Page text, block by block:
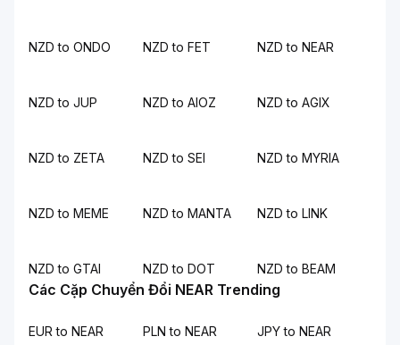
NZD to ONDO NZD to FET NZD to NEAR
NZD to JUP NZD to AIOZ NZD to AGIX
NZD to ZETA NZD to SEI NZD to MYRIA
NZD to MEME NZD to MANTA NZD to LINK
NZD to GTAI NZD to DOT NZD to BEAM
Các Cặp Chuyển Đổi NEAR Trending
EUR to NEAR PLN to NEAR JPY to NEAR